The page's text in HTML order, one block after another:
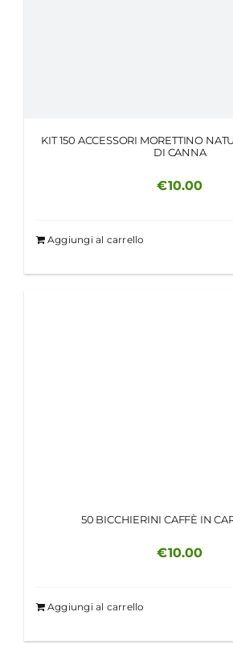
KIT 150 ACCESSORI MORETTINO
DI CANNA
€10.00
Aggiungi al carrello
50 BICCHIERINI CAFFÈ IN
€10.00
Aggiungi al carrello